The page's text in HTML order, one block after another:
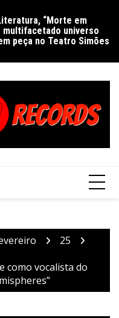
“Morte em
multifacetado universo
peça no Teatro Simões
25
como vocalista do